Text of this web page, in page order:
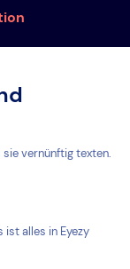
sie vernünftig texten.
ist alles in Eyezy